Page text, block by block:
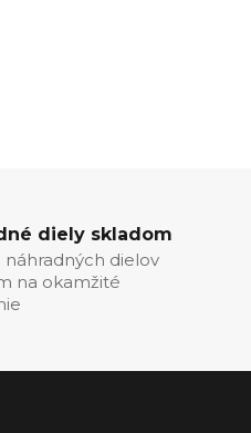
diely skladom
náhradných dielov
na okamžité